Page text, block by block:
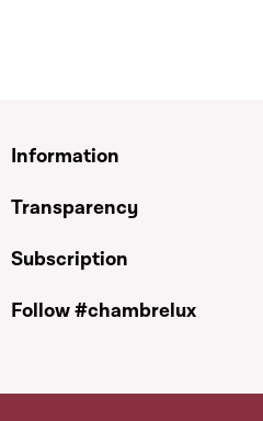
Information
Transparency
Subscription
Follow #chambrelux